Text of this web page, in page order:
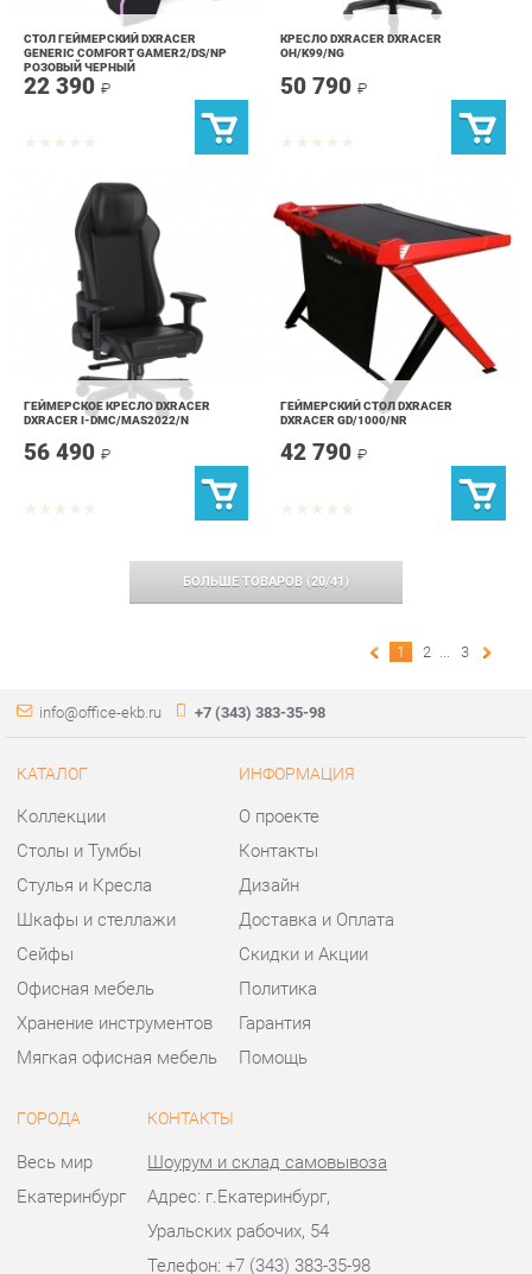
ГЕЙМЕРСКОЕ КРЕСЛО DXRACER
DXRACER I-DMC/MAS2022/N
56 490
ГЕЙМЕРСКИЙ СТОЛ DXRACER
DXRACER GD/1000/NR
42 790
БОЛЬШЕ ТОВАРОВ(20/41)
Стулья и Кресла
Шкафы и стеллажи
Сейфы
Офисная мебель
Хранение инструментов
Мягкая офисная мебель
ИНФОРМАЦИЯ
Дизайн
Доставка и Оплата
Скидки и Акции
Политика
Гарантия
Помощь
ГОРОДА
Отправить сообщение
© 2009-2026 Офисная мебель Екатеринбург